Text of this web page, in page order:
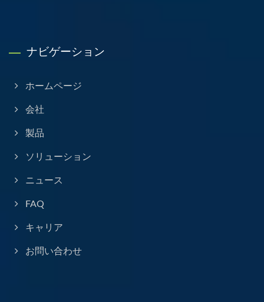
ナビゲーション
ホームページ
会社
製品
ソリューション
ニュース
FAQ
キャリア
お問い合わせ